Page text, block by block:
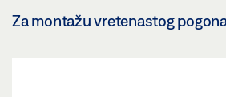
Za montažu vretenastog